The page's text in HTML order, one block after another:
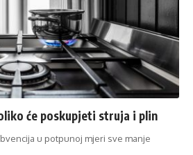
će poskupjeti struja i plin
u potpunoj mjeri sve manje